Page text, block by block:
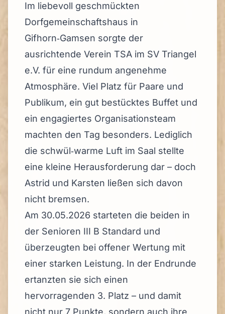
Im liebevoll geschmückten
Dorfgemeinschaftshaus in
Gifhorn‑Gamsen sorgte der
ausrichtende Verein TSA im SV Triangel
e.V. für eine rundum angenehme
Atmosphäre. Viel Platz für Paare und
Publikum, ein gut bestücktes Buffet und
ein engagiertes Organisationsteam
machten den Tag besonders. Lediglich
die schwül‑warme Luft im Saal stellte
eine kleine Herausforderung dar – doch
Astrid und Karsten ließen sich davon
nicht bremsen.
Am 30.05.2026 starteten die beiden in
der Senioren III B Standard und
überzeugten bei offener Wertung mit
einer starken Leistung. In der Endrunde
ertanzten sie sich einen
hervorragenden 3. Platz – und damit
nicht nur 7 Punkte, sondern auch ihre